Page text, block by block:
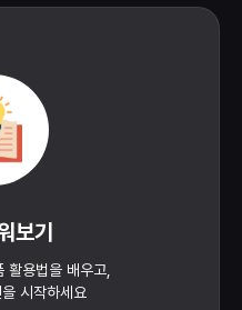
보기
활용법을 배우고,
시작하세요